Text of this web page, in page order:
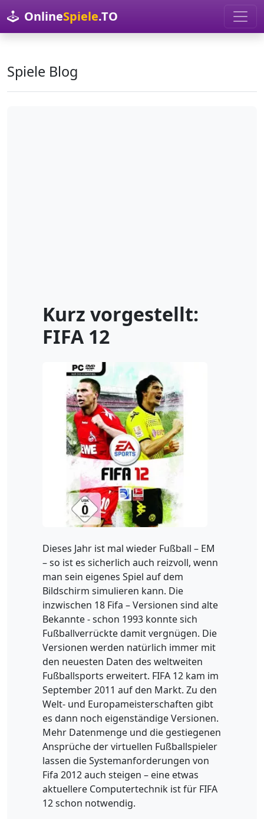
OnlineSpiele.TO
Spiele Blog
Kurz vorgestellt:
FIFA 12
Dieses Jahr ist mal wieder Fußball – EM
– so ist es sicherlich auch reizvoll, wenn
man sein eigenes Spiel auf dem
Bildschirm simulieren kann. Die
inzwischen 18 Fifa – Versionen sind alte
Bekannte - schon 1993 konnte sich
Fußballverrückte damit vergnügen. Die
Versionen werden natürlich immer mit
den neuesten Daten des weltweiten
Fußballsports erweitert. FIFA 12 kam im
September 2011 auf den Markt. Zu den
Welt- und Europameisterschaften gibt
es dann noch eigenständige Versionen.
Mehr Datenmenge und die gestiegenen
Ansprüche der virtuellen Fußballspieler
lassen die Systemanforderungen von
Fifa 2012 auch steigen – eine etwas
aktuellere Computertechnik ist für FIFA
12 schon notwendig.